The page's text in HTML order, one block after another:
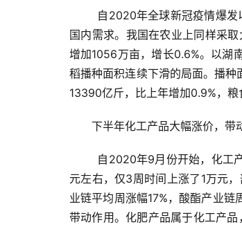
自2020年全球新冠疫情爆
国内需求。 我国在农业上同样采取
增加1056万亩，增长0.6%。 以湖
稻播种面积连续下滑的局面。播种
13390亿斤，比上年增加0.9%，粮
下半年化工产品大幅涨价，带
自2020年9月份开始，化工
元左右，仅3周时间上涨了1万元
业链平均周涨幅17%，酸酯产业
带动作用。化肥产品属于化工产品